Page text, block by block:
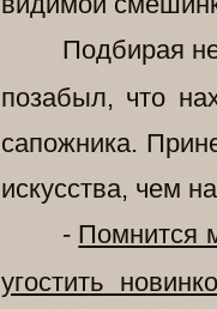
Подбирая
позабыл, что
сапожника.
искусства, чем
- Помнится
угостить